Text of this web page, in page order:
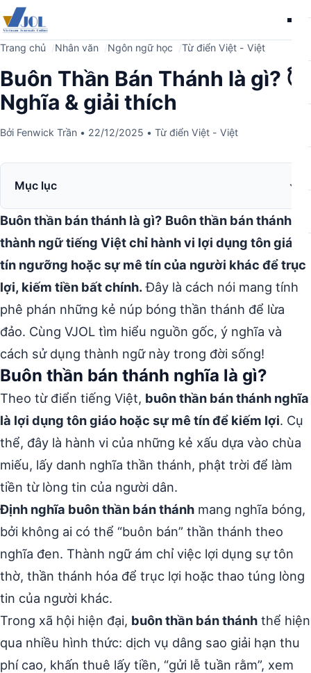
Trang chủ Nhân văn Ngôn ngữ học Từ điển Việt - Việt
Buôn Thần Bán Thánh là gì? 😇
Nghĩa & giải thích
Bởi Fenwick Trần • 22/12/2025 • Từ điển Việt - Việt
Mục lục
Buôn thần bán thánh là gì? Buôn thần bán thánh là
thành ngữ tiếng Việt chỉ hành vi lợi dụng tôn giáo,
tín ngưỡng hoặc sự mê tín của người khác để trục
lợi, kiếm tiền bất chính.Đây là cách nói mang tính
phê phán những kẻ núp bóng thần thánh để lừa
đảo. Cùng VJOL tìm hiểu nguồn gốc, ý nghĩa và
cách sử dụng thành ngữ này trong đời sống!
Buôn thần bán thánh nghĩa là gì?
Theo từ điển tiếng Việt, buôn thần bán thánh nghĩa
là lợi dụng tôn giáo hoặc sự mê tín để kiếm lợi. Cụ
thể, đây là hành vi của những kẻ xấu dựa vào chùa
miếu, lấy danh nghĩa thần thánh, phật trời để làm
tiền từ lòng tin của người dân.
Định nghĩa buôn thần bán thánh mang nghĩa bóng,
bởi không ai có thể “buôn bán” thần thánh theo
nghĩa đen. Thành ngữ ám chỉ việc lợi dụng sự tôn
thờ, thần thánh hóa để trục lợi hoặc thao túng lòng
tin của người khác.
Trong xã hội hiện đại, buôn thần bán thánh thể hiện
qua nhiều hình thức: dịch vụ dâng sao giải hạn thu
phí cao, khấn thuê lấy tiền, “gửi lễ tuần rằm”, xem